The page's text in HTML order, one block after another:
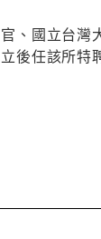
、國立台
後任該所